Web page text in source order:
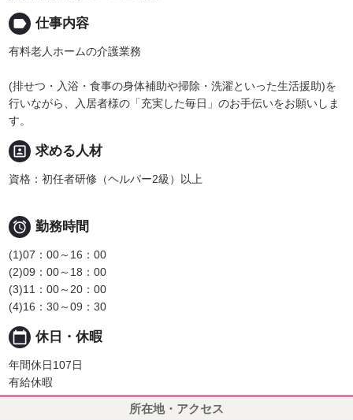
label 仕事内容
有料老人ホームの介護業務
(排せつ・入浴・食事の身体補助や掃除・洗濯といった生活援助)を
行いながら、入居者様の「充実した毎日」のお手伝いをお願いしま
す。
portrait 求める人材
資格：初任者研修（ヘルパー2級）以上
 勤務時間
(1)07：00～16：00
(2)09：00～18：00
(3)11：00～20：00
(4)16：30～09：30
calendar_today 休日・休暇
年間休日107日
有給休暇
所在地・アクセス